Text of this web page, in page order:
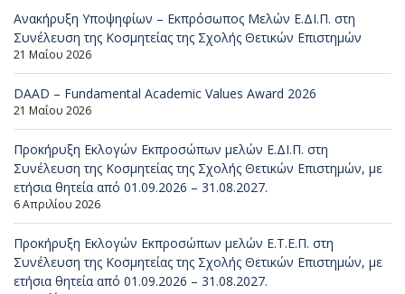
Ανακήρυξη Υποψηφίων – Εκπρόσωπος Μελών Ε.ΔΙ.Π. στη
Συνέλευση της Κοσμητείας της Σχολής Θετικών Επιστημών
21 Μαΐου 2026
DAAD – Fundamental Academic Values Award 2026
21 Μαΐου 2026
Προκήρυξη Εκλογών Εκπροσώπων μελών Ε.ΔΙ.Π. στη
Συνέλευση της Κοσμητείας της Σχολής Θετικών Επιστημών, με
ετήσια θητεία από 01.09.2026 – 31.08.2027.
6 Απριλίου 2026
Προκήρυξη Εκλογών Εκπροσώπων μελών Ε.Τ.Ε.Π. στη
Συνέλευση της Κοσμητείας της Σχολής Θετικών Επιστημών, με
ετήσια θητεία από 01.09.2026 – 31.08.2027.